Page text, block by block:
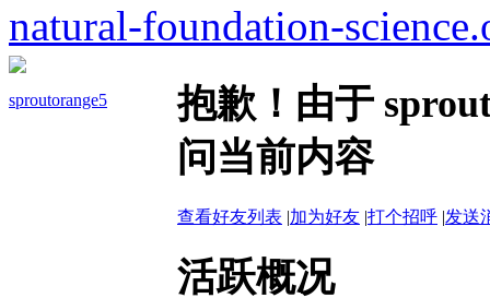
natural-foundation-
sproutorange5
抱歉！由于
问当前内容
查看好友列表 |加为好友 |打个招呼 |发送
活跃概况